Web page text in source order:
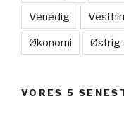
Venedig
Økonomi Østrig
VORES 5